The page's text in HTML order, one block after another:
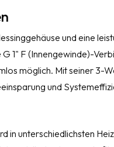
und eine
1" F (Innengewinde)-
möglich. Mit seiner 3-
und
unterschiedlichsten